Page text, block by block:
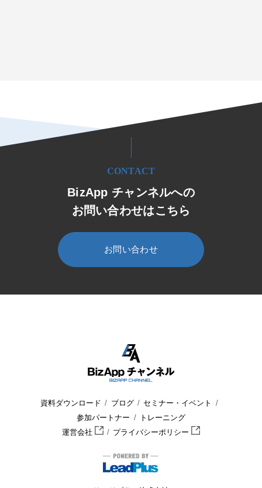
CONTACT
BizApp チャンネルへの
お問い合わせはこちら
お問い合わせ
資料ダウンロード ブログ
セミナー・イベント
参加パートナー
トレーニング
運営会社
プライバシーポリシー